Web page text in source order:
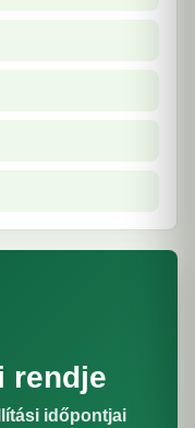
rendje
időpontjai